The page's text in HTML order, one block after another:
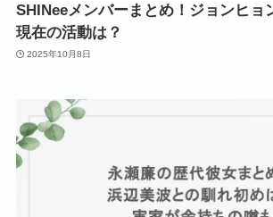
SHINeeメンバーまとめ！ジョンヒョ
現在の活動は？
2025年10月8日